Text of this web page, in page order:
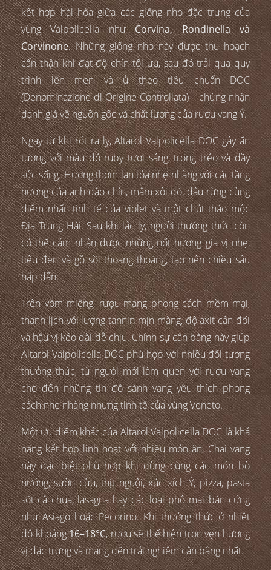
kết hợp hài hòa giữa các giống nho đặc trưng của
vùng Valpolicella nhưCorvina, Rondinella và
Corvinone. Những giống nho này được thu hoạch
cẩn thận khi đạt độ chín tối ưu, sau đó trải qua quy
trình lên men và ủ theo tiêu chuẩn DOC
(Denominazione di Origine Controllata) – chứng nhận
danh giá về nguồn gốc và chất lượng của rượu vang Ý.
Ngay từ khi rót ra ly, Altarol Valpolicella DOC gây ấn
tượng với màu đỏ ruby tươi sáng, trong trẻo và đầy
sức sống. Hương thơm lan tỏa nhẹ nhàng với các tầng
hương của anh đào chín, mâm xôi đỏ, dâu rừng cùng
điểm nhấn tinh tế của violet và một chút thảo mộc
Địa Trung Hải. Sau khi lắc ly, người thưởng thức còn
có thể cảm nhận được những nốt hương gia vị nhẹ,
tiêu đen và gỗ sồi thoang thoảng, tạo nên chiều sâu
hấp dẫn.
Trên vòm miệng, rượu mang phong cách mềm mại,
thanh lịch với lượng tannin mịn màng, độ axit cân đối
và hậu vị kéo dài dễ chịu. Chính sự cân bằng này giúp
Altarol Valpolicella DOC phù hợp với nhiều đối tượng
thưởng thức, từ người mới làm quen với rượu vang
cho đến những tín đồ sành vang yêu thích phong
cách nhẹ nhàng nhưng tinh tế của vùng Veneto.
Một ưu điểm khác của Altarol Valpolicella DOC là khả
năng kết hợp linh hoạt với nhiều món ăn. Chai vang
này đặc biệt phù hợp khi dùng cùng các món bò
nướng, sườn cừu, thịt nguội, xúc xích Ý, pizza, pasta
sốt cà chua, lasagna hay các loại phô mai bán cứng
như Asiago hoặc Pecorino. Khi thưởng thức ở nhiệt
độ khoảng16–18°C, rượu sẽ thể hiện trọn vẹn hương
vị đặc trưng và mang đến trải nghiệm cân bằng nhất.